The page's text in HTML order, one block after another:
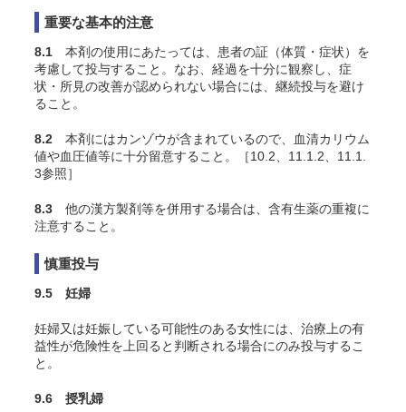
重要な基本的注意
8.1 本剤の使用にあたっては、患者の証（体質・症状）を
考慮して投与すること。なお、経過を十分に観察し、症
状・所見の改善が認められない場合には、継続投与を避け
ること。
8.2 本剤にはカンゾウが含まれているので、血清カリウム
値や血圧値等に十分留意すること。［10.2、11.1.2、11.1.
3参照］
8.3 他の漢方製剤等を併用する場合は、含有生薬の重複に
注意すること。
慎重投与
9.5 妊婦
妊婦又は妊娠している可能性のある女性には、治療上の有
益性が危険性を上回ると判断される場合にのみ投与するこ
と。
9.6 授乳婦